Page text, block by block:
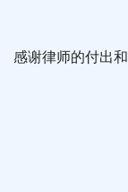
感谢律师的付出